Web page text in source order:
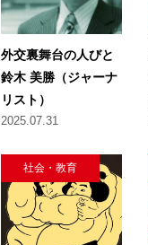
外交裏舞台の人びと
鈴木 美勝（ジャーナ
リスト）
2025.07.31
社会・教育